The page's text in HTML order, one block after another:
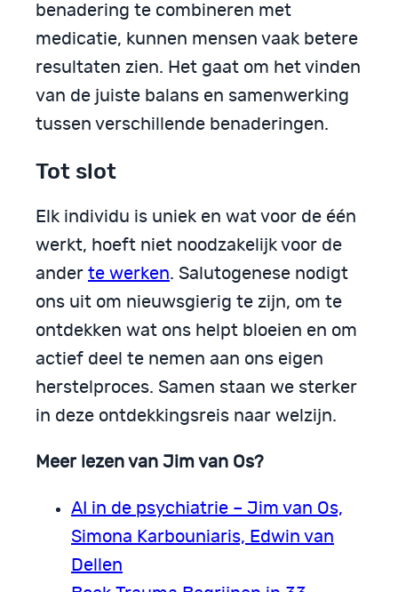
benadering te combineren met
medicatie, kunnen mensen vaak betere
resultaten zien. Het gaat om het vinden
van de juiste balans en samenwerking
tussen verschillende benaderingen.
Tot slot
Elk individu is uniek en wat voor de één
werkt, hoeft niet noodzakelijk voor de
ander te werken. Salutogenese nodigt
ons uit om nieuwsgierig te zijn, om te
ontdekken wat ons helpt bloeien en om
actief deel te nemen aan ons eigen
herstelproces. Samen staan we sterker
in deze ontdekkingsreis naar welzijn.
Meer lezen van Jim van Os?
AI in de psychiatrie – Jim van Os,
Simona Karbouniaris, Edwin van
Dellen